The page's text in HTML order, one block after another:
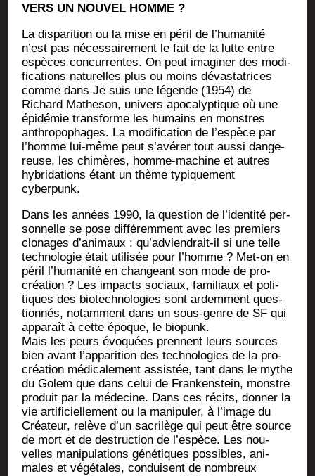
VERS UN NOUVEL HOMME ?
La dis­pa­ri­tion ou la mise en péril de l’humanité
n’est pas néces­sai­re­ment le fait de la lutte entre
espèces concur­rentes. On peut ima­gi­ner des modi­
fi­ca­tions natu­relles plus ou moins dévas­ta­trices
comme dans Je suis une légende (1954) de
Richard Mathe­son, uni­vers apo­ca­lyp­tique où une
épi­dé­mie trans­forme les humains en monstres
anthro­po­phages. La modi­fi­ca­tion de l’espèce par
l’homme lui-même peut s’avérer tout aus­si dan­ge­
reuse, les chi­mères, homme-machine et autres
hybri­da­tions étant un thème typi­que­ment
cyberpunk.
Dans les années 1990, la ques­tion de l’identité per­
son­nelle se pose dif­fé­rem­ment avec les pre­miers
clo­nages d’animaux : qu’adviendrait-il si une telle
tech­no­lo­gie était uti­li­sée pour l’homme ? Met-on en
péril l’humanité en chan­geant son mode de pro­
créa­tion ? Les impacts sociaux, fami­liaux et poli­
tiques des bio­tech­no­lo­gies sont ardem­ment ques­
tion­nés, notam­ment dans un sous-genre de SF qui
appa­raît à cette époque, le biopunk.
Mais les peurs évo­quées prennent leurs sources
bien avant l’apparition des tech­no­lo­gies de la pro­
créa­tion médi­ca­le­ment assis­tée, tant dans le mythe
du Golem que dans celui de Fran­ken­stein, monstre
pro­duit par la méde­cine. Dans ces récits, don­ner la
vie arti­fi­ciel­le­ment ou la mani­pu­ler, à l’image du
Créa­teur, relève d’un sacri­lège qui peut être source
de mort et de des­truc­tion de l’espèce. Les nou­
velles mani­pu­la­tions géné­tiques pos­sibles, ani­
males et végé­tales, conduisent de nom­breux